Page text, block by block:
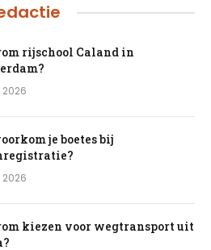
rijschool Caland in
2026
je boetes bij
2026
kiezen voor wegtransport uit